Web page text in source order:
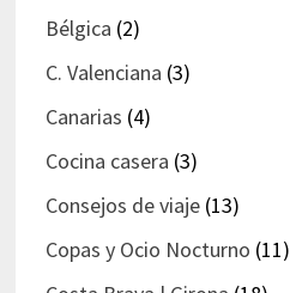
Bélgica (2)
C. Valenciana (3)
Canarias (4)
Cocina casera (3)
Consejos de viaje(13)
Copas y Ocio Nocturno (11)